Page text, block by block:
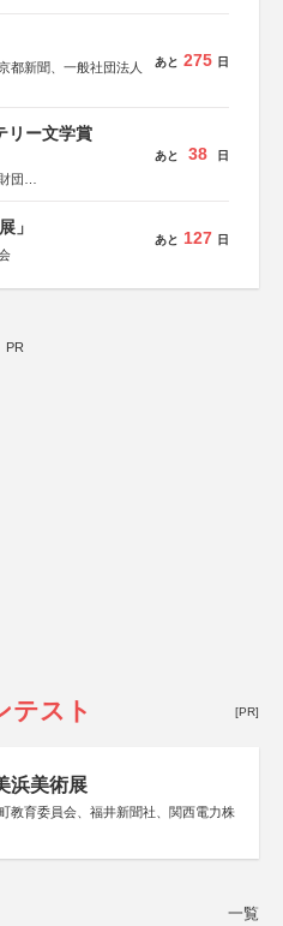
都新聞、一般社団法人
舎、講談社、光文社、
淡交社、ちいさいミシ
究所、双葉社、文藝春
あと 275 日
リー文学賞
団
あと 38 日
」
あと 127 日
PR
テスト [PR]
浜美術展
教育委員会、福井新聞社、関西電力株
一覧